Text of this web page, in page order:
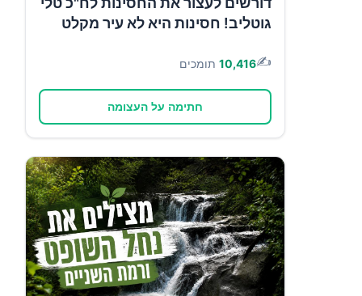
גוטליב! חסינות היא לא עיר מקלט
✍️
10,416 תומכים
חתימה על העצומה